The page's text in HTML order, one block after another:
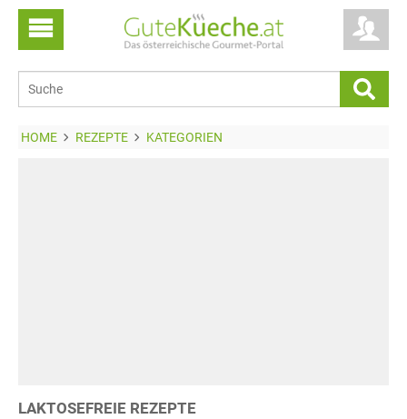
HOME REZEPTE KATEGORIEN
LAKTOSEFREIE REZEPTE